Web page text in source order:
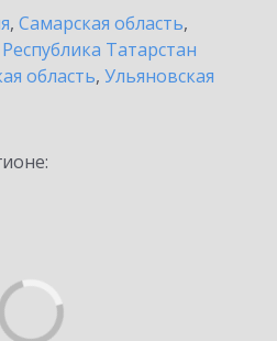
, Самарская область,
Республика Татарстан
область, Ульяновская